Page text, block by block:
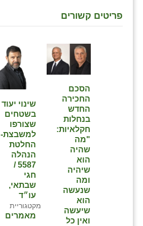
פריטים קשורים
שינוי יעוד
בשטחים
שצורפו
למשבצת-
החלטת
הנהלה
5587 /
חגי
שבתאי,
עו״ד
מקטגוריית
מאמרים
הסכם
החכירה
החדש
בנחלות
חקלאיות:
"מה
שהיה
הוא
שיהיה
ומה
שנעשה
הוא
שיעשה
ואין כל